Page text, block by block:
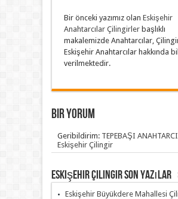
Bir önceki yazımız olan Eskişehir
Anahtarcılar Çilingirlerbaşlıklı
makalemizde Anahtarcılar,
Eskişehir Anahtarcılar hakkında
verilmektedir.
Bir yorum
Geribildirim: TEPEBAŞI ANAHTARCI
Eskişehir Çilingir
Eskişehir Çilingir Son Yazılar
Eskişehir Büyükdere Mahallesi